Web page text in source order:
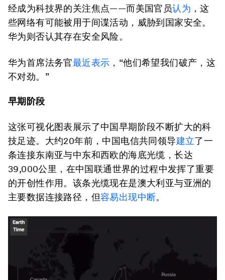
经成为科技界的关注焦点——而美国官员认为 ，这
些网络有可能被用于间谍活动，威胁到国家安全。
华为则否认其存在安全风险。
华为首席法务官最近表示 ，“他们希望我们破产，这
不对劲。”
早期阶段
这张可视化图表展示了中国早期阶段不断扩大的科
技足迹。大约20年前，中国电信共同领导建立了一
条连接东南亚与中东和西欧的海底光缆，长达
39,000公里，在中国联通世界的过程中发挥了重要
的开创性作用。该条光缆现在是澳大利亚与亚洲的
主要数据连接路径，但容易出现中断。